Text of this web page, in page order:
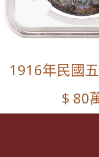
1916年民國
$ 80